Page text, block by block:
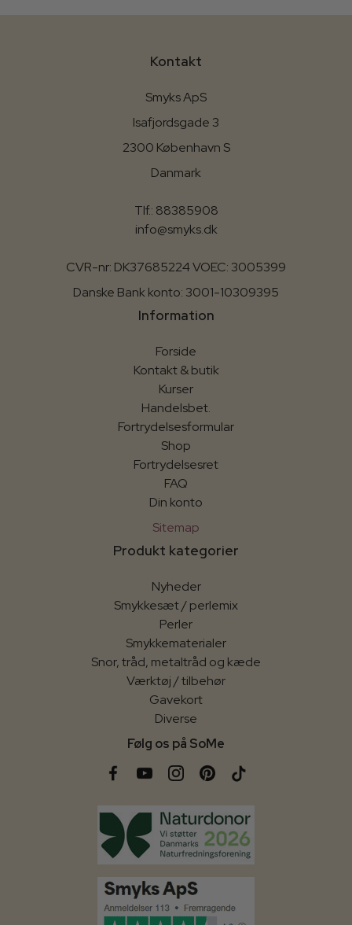
Kontakt
Smyks ApS
Isafjordsgade 3
2300 København S
Danmark
Tlf.: 88385908
info@smyks.dk
CVR-nr: DK37685224 VOEC: 3005399
Danske Bank konto: 3001-10309395
Information
Forside
Kontakt & butik
Kurser
Handelsbet.
Fortrydelsesformular
Shop
Fortrydelsesret
FAQ
Din konto
Sitemap
Produkt kategorier
Nyheder
Smykkesæt / perlemix
Perler
Smykkematerialer
Snor, tråd, metaltråd og kæde
Værktøj / tilbehør
Gavekort
Diverse
Følg os på SoMe